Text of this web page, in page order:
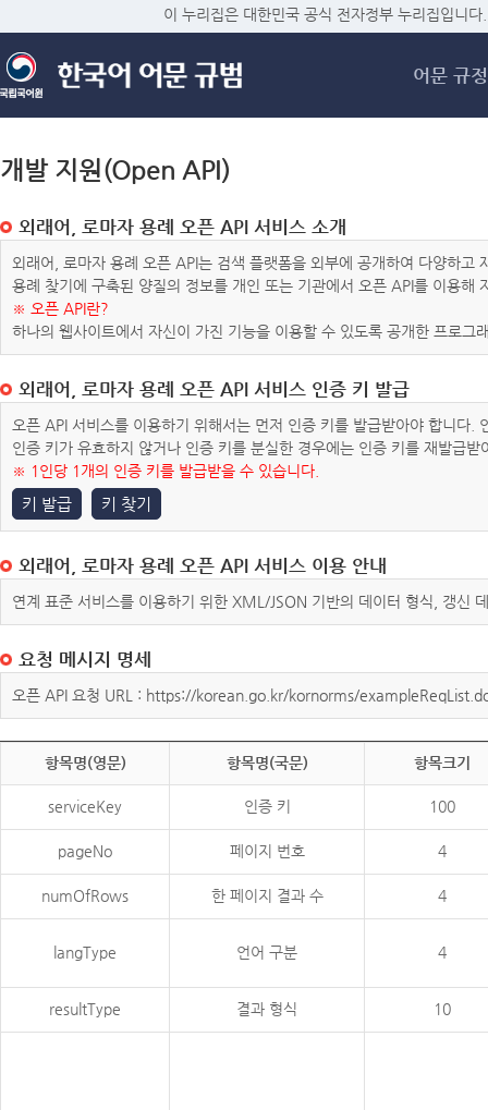
메
이 누리집은 대한민국 공식 전자정부 누리집입니다.
어문 규정
개발 지원(Open API)
외래어, 로마자 용례 오픈 API 서비스 소개
외래어, 로마자 용례 오픈 API는 검색 플랫폼을 외부에 공개하여 다양하
용례 찾기에 구축된 양질의 정보를 개인 또는 기관에서 오픈 API를 이용해
※ 오픈 API란?
하나의 웹사이트에서 자신이 가진 기능을 이용할 수 있도록 공개한 프로그
외래어, 로마자 용례 오픈 API 서비스 인증 키 발급
오픈 API 서비스를 이용하기 위해서는 먼저 인증 키를 발급받아야 합니다
인증 키가 유효하지 않거나 인증 키를 분실한 경우에는 인증 키를 재발급받
※ 1인당 1개의 인증 키를 발급받을 수 있습니다.
키 발급 키 찾기
외래어, 로마자 용례 오픈 API 서비스 이용 안내
연계 표준 서비스를 이용하기 위한 XML/JSON 기반의 데이터 형식, 갱신
요청 메시지 명세
오픈 API 요청 URL : https://korean.go.kr/kornorms/
항목명(영문) 항목명(국문) 항목크기
serviceKey 인증 키 100
pageNo 페이지 번호 4
numOfRows 한 페이지 결과 수 4
langType 언어 구분 4
resultType 결과 형식 10